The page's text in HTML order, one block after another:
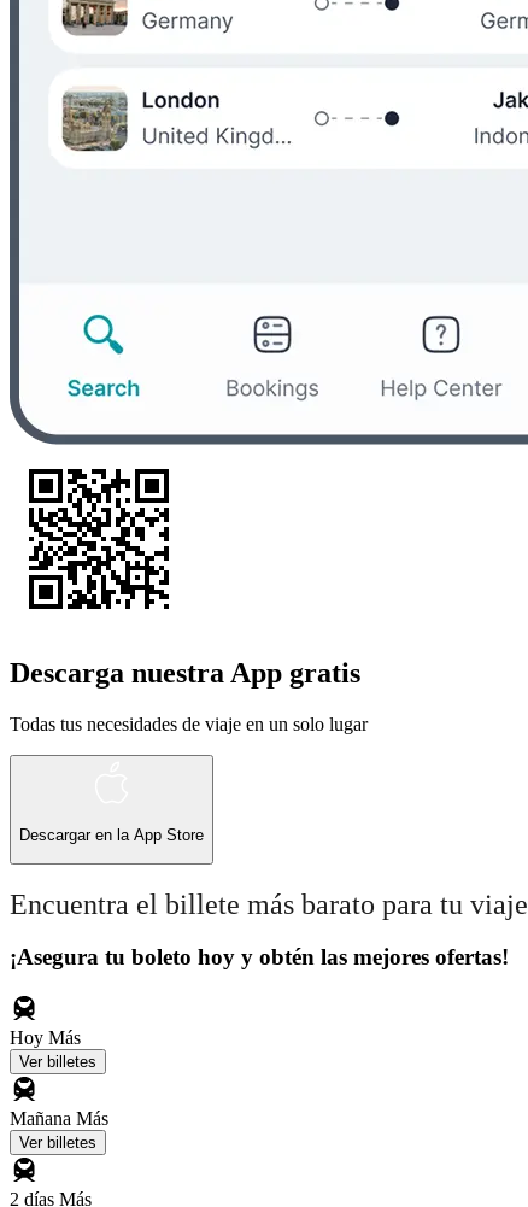
Descarga nuestra App gratis
Todas tus necesidades de viaje en un solo lugar
Descargar en la App Store
Encuentra el billete más barato para tu viaje
¡Asegura tu boleto hoy y obtén las mejores ofertas!
Hoy Más
Ver billetes
Mañana Más
Ver billetes
2 días Más